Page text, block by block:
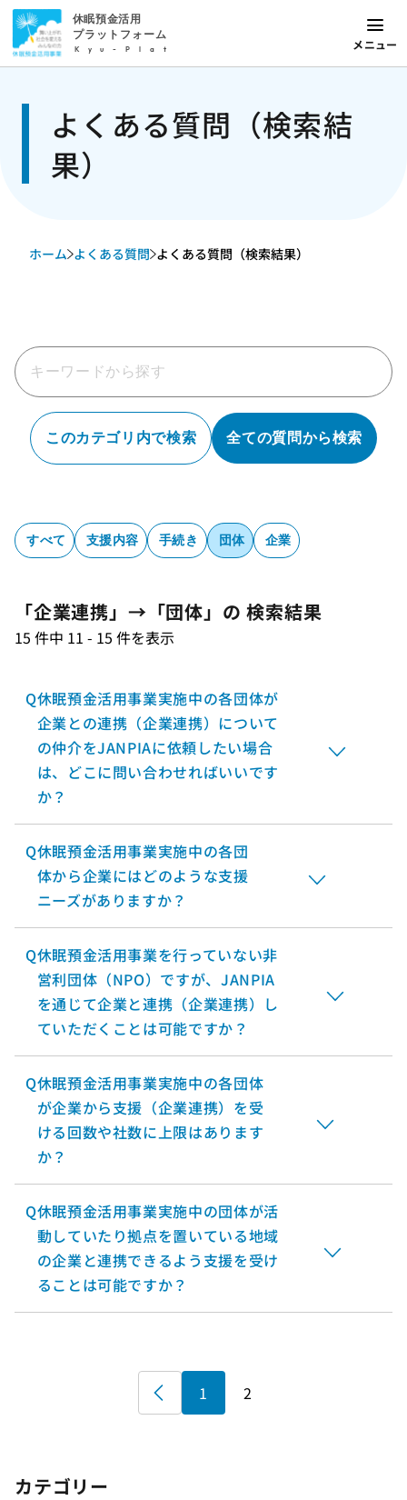
休眠預金活用
プラットフォーム
Kyu-Plat メニュー
よくある質問（検索結
果）
ホーム よくある質問 よくある質問（検索結果）
このカテゴリ内で検索 全ての質問から検索
すべて 支援内容 手続き 団体 企業
「企業連携」→「団体」の 検索結果
15 件中 11 - 15 件を表示
Q休眠預金活用事業実施中の各団体が
企業との連携（企業連携）について
の仲介をJANPIAに依頼したい場合
は、どこに問い合わせればいいです
か？
Q休眠預金活用事業実施中の各団
体から企業にはどのような支援
ニーズがありますか？
Q休眠預金活用事業を行っていない非
営利団体（NPO）ですが、JANPIA
を通じて企業と連携（企業連携）し
ていただくことは可能ですか？
Q休眠預金活用事業実施中の各団体
が企業から支援（企業連携）を受
ける回数や社数に上限はあります
か？
Q休眠預金活用事業実施中の団体が活
動していたり拠点を置いている地域
の企業と連携できるよう支援を受け
ることは可能ですか？
« 1 2
カテゴリー